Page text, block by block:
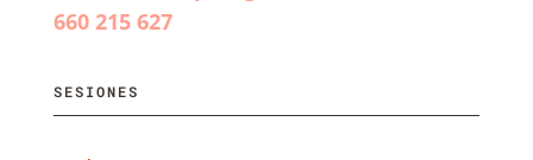
660 215 627
SESIONES